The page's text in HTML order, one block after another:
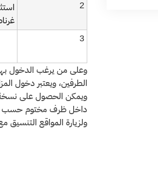
2
3
وعلى من يرغب الدخول
الطرفين، ويعتبر دخول
داخل ظرف مختوم حسب
ولزيارة المواقع التنسيق